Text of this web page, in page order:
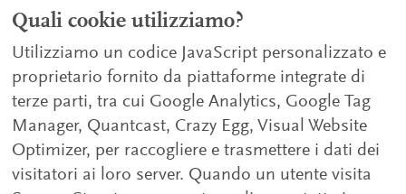
Quali cookie utilizziamo?
Utilizziamo un codice JavaScript personalizzato e
proprietario fornito da piattaforme integrate di
terze parti, tra cui Google Analytics, Google Tag
Manager, Quantcast, Crazy Egg, Visual Website
Optimizer, per raccogliere e trasmettere i dati dei
visitatori ai loro server. Quando un utente visita